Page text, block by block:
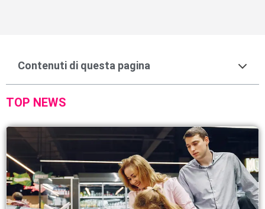
Contenuti di questa pagina
TOP NEWS